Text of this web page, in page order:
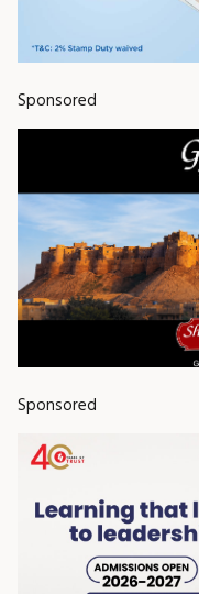
Sponsored
Sponsored